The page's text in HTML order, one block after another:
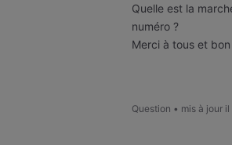
Quelle est la
numéro ?
Merci à tous et
Question • mis à jour il